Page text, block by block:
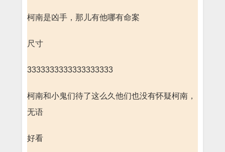
柯南是凶手，那儿有他哪有命案
尺寸
3333333333333333333
柯南和小鬼们待了这么久他们也没有怀疑柯南，
无语
好看